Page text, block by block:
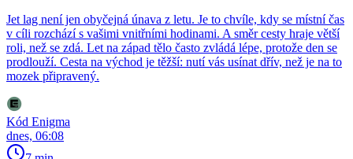
Jet lag není jen obyčejná únava z letu. Je to chvíle, kdy se místní čas
v cíli rozchází s vašimi vnitřními hodinami. A směr cesty hraje větší
roli, než se zdá. Let na západ tělo často zvládá lépe, protože den se
prodlouží. Cesta na východ je těžší: nutí vás usínat dřív, než je na to
mozek připravený.
Kód Enigma
dnes, 06:08